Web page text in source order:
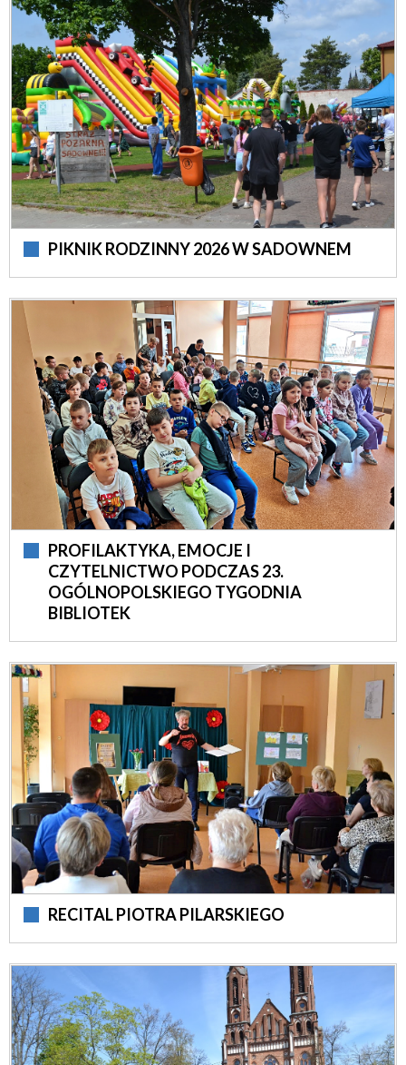
PIKNIK RODZINNY 2026 W SADOWNEM
PROFILAKTYKA, EMOCJE I
CZYTELNICTWO PODCZAS 23.
OGÓLNOPOLSKIEGO TYGODNIA
BIBLIOTEK
RECITAL PIOTRA PILARSKIEGO